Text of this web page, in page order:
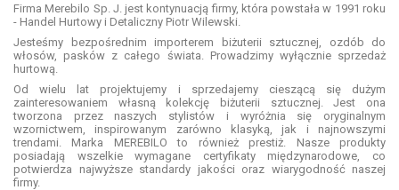
Firma Merebilo Sp. J. jest kontynuacją firmy, która powstała w 1991 roku
- Handel Hurtowy i Detaliczny Piotr Wilewski.
Jesteśmy bezpośrednim importerem biżuterii sztucznej, ozdób do
włosów, pasków z całego świata. Prowadzimy wyłącznie sprzedaż
hurtową.
Od wielu lat projektujemy i sprzedajemy cieszącą się dużym
zainteresowaniem własną kolekcję biżuterii sztucznej. Jest ona
tworzona przez naszych stylistów i wyróżnia się oryginalnym
wzornictwem, inspirowanym zarówno klasyką, jak i najnowszymi
trendami. Marka MEREBILO to również prestiż. Nasze produkty
posiadają wszelkie wymagane certyfikaty międzynarodowe, co
potwierdza najwyższe standardy jakości oraz wiarygodność naszej
firmy.